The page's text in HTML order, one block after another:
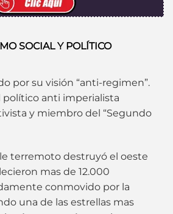
SOCIAL Y POLÍTICO
por su visión “anti-regimen”.
político anti imperialista
y miembro del “Segundo
terremoto destruyó el oeste
mas de 12.000
conmovido por la
una de las estrellas mas